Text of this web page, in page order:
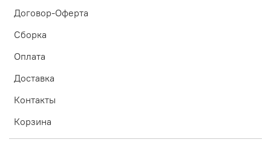
Договор-Оферта
Сборка
Оплата
Доставка
Контакты
Корзина